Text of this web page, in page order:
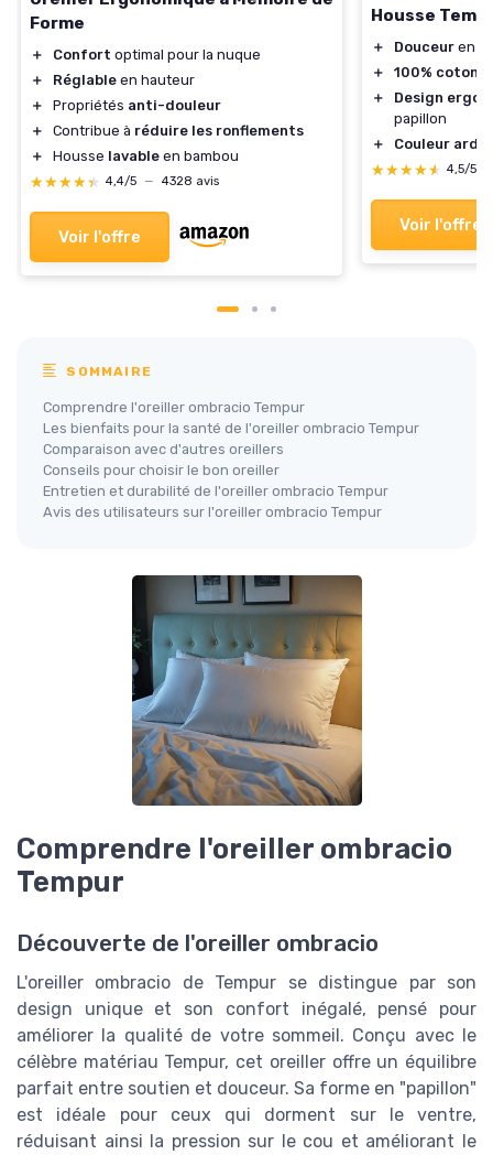
Forme
＋ Confort optimal pour la nuque
＋
Réglable en hauteur
＋
Propriétés anti-douleur
＋
Contribue à réduire les ronflements
＋
Housse lavable en bambou
★★★★★
★★★★★ 4,4/5 — 4328 avis
Voir l'offre
Housse
＋ Douceur en
＋
100% coton
＋
Design
papillon
＋
Couleur
★★★★★
★★★★★ 4,5/5
Voir l'offre
SOMMAIRE
Comprendre l'oreiller ombracio Tempur
Les bienfaits pour la santé de l'oreiller ombracio Tempur
Comparaison avec d'autres oreillers
Conseils pour choisir le bon oreiller
Entretien et durabilité de l'oreiller ombracio Tempur
Avis des utilisateurs sur l'oreiller ombracio Tempur
Comprendre l'oreiller ombracio
Tempur
Découverte de l'oreiller ombracio
L'oreiller ombracio de Tempur se distingue par son
design unique et son confort inégalé, pensé pour
améliorer la qualité de votre sommeil. Conçu avec le
célèbre matériau Tempur, cet oreiller offre un équilibre
parfait entre soutien et douceur. Sa forme en "papillon"
est idéale pour ceux qui dorment sur le ventre,
réduisant ainsi la pression sur le cou et améliorant le